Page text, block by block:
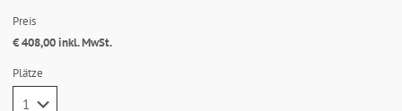
Preis
€ 408,00 inkl. MwSt.
Plätze